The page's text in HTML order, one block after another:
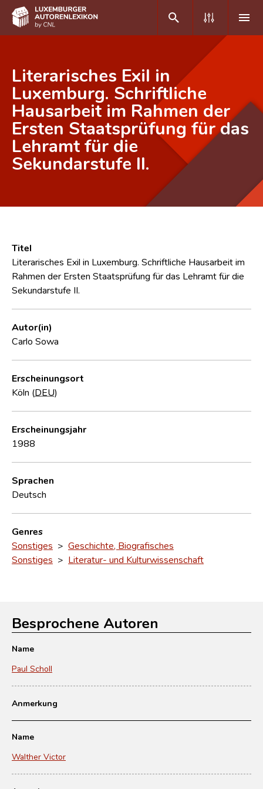
DE FR
Home
Autor(inn)en A-Z
Erweiterte Suche
CNL
Kontakt
Literarisches Exil in
Luxemburg. Schriftliche
Hausarbeit im Rahmen der
Ersten Staatsprüfung für das
Lehramt für die
Sekundarstufe II.
Titel
Literarisches Exil in Luxemburg. Schriftliche Hausarbeit im
Rahmen der Ersten Staatsprüfung für das Lehramt für die
Sekundarstufe II.
Autor(in)
Carlo Sowa
Erscheinungsort
Köln (DEU)
Erscheinungsjahr
1988
Sprachen
Deutsch
Genres
Sonstiges > Geschichte, Biografisches
Sonstiges > Literatur- und Kulturwissenschaft
Besprochene Autoren
Name
Paul Scholl
Anmerkung
Name
Walther Victor